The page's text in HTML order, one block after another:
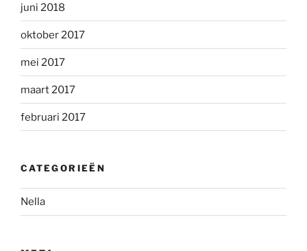
juni 2018
oktober 2017
mei 2017
maart 2017
februari 2017
CATEGORIEËN
Nella